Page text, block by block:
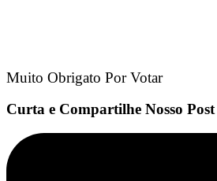
Muito Obrigato Por Votar
Curta e Compartilhe Nosso Post